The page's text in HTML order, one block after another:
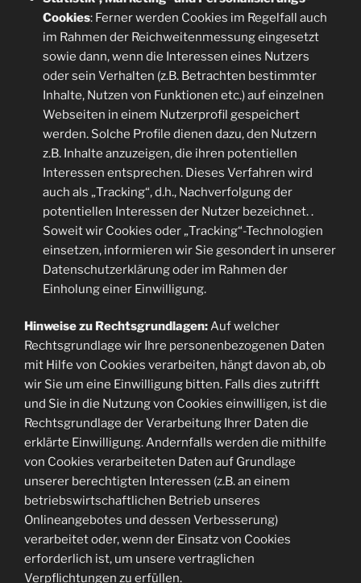
Cookies: Ferner werden Cookies im Regelfall auch
im Rahmen der Reichweitenmessung eingesetzt
sowie dann, wenn die Interessen eines Nutzers
oder sein Verhalten (z.B. Betrachten bestimmter
Inhalte, Nutzen von Funktionen etc.) auf einzelnen
Webseiten in einem Nutzerprofil gespeichert
werden. Solche Profile dienen dazu, den Nutzern
z.B. Inhalte anzuzeigen, die ihren potentiellen
Interessen entsprechen. Dieses Verfahren wird
auch als „Tracking“, d.h., Nachverfolgung der
potentiellen Interessen der Nutzer bezeichnet. .
Soweit wir Cookies oder „Tracking“-Technologien
einsetzen, informieren wir Sie gesondert in unserer
Datenschutzerklärung oder im Rahmen der
Einholung einer Einwilligung.
Hinweise zu Rechtsgrundlagen:Auf welcher
Rechtsgrundlage wir Ihre personenbezogenen Daten
mit Hilfe von Cookies verarbeiten, hängt davon ab, ob
wir Sie um eine Einwilligung bitten. Falls dies zutrifft
und Sie in die Nutzung von Cookies einwilligen, ist die
Rechtsgrundlage der Verarbeitung Ihrer Daten die
erklärte Einwilligung. Andernfalls werden die mithilfe
von Cookies verarbeiteten Daten auf Grundlage
unserer berechtigten Interessen (z.B. an einem
betriebswirtschaftlichen Betrieb unseres
Onlineangebotes und dessen Verbesserung)
verarbeitet oder, wenn der Einsatz von Cookies
erforderlich ist, um unsere vertraglichen
Verpflichtungen zu erfüllen.